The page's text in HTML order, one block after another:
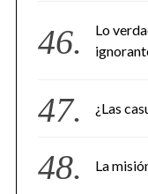
Lo
¿Las
La